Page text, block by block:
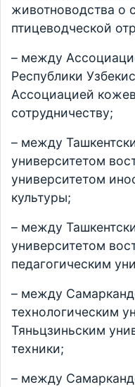
животноводства о
птицеводческой
– между
Республики
Ассоциацией
сотрудничеству;
– между
университетом
университетом
культуры;
– между
университетом
педагогическим
– между
технологическим
Тяньцзиньским
техники;
– между